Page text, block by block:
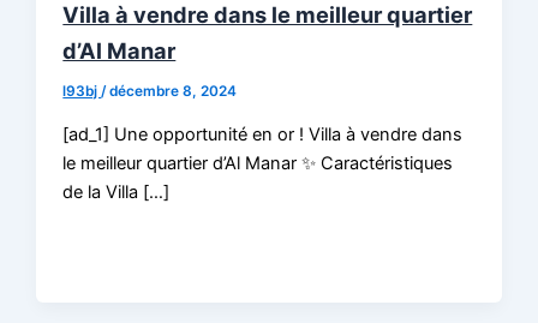
Villa à vendre dans le meilleur quartier
d’Al Manar
l93bj/décembre 8, 2024
[ad_1] Une opportunité en or ! Villa à vendre dans
le meilleur quartier d’Al Manar ✨ Caractéristiques
de la Villa […]